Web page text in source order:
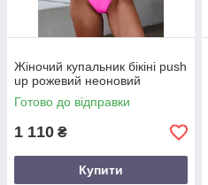
Жіночий купальник бікіні push
up рожевий неоновий
Готово до відправки
1 110 ₴
Купити